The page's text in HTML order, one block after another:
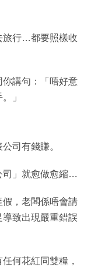
旅行…都要照樣收
你講句：「唔好意
」
司有錢賺。
司」就愈做愈縮…
，老闆係唔會請
致出現嚴重錯誤
何花紅同雙糧，